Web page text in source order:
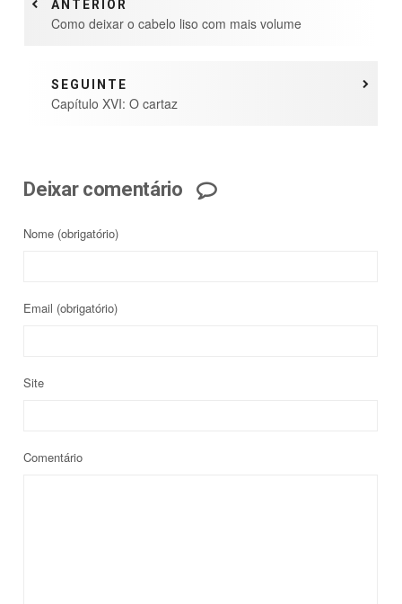
ANTERIOR
Como deixar o cabelo liso com mais volume
SEGUINTE
Capítulo XVI: O cartaz
Deixar comentário
Nome (obrigatório)
Email (obrigatório)
Site
Comentário